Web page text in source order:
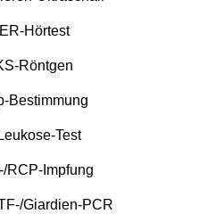
Hörtest
Röntgen
Bestimmung
Test
RCP-Impfung
Giardien-PCR